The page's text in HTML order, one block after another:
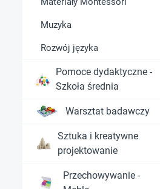
Muzyka
Rozwój języka
Pomoce dydaktyczne -
Szkoła średnia
Warsztat badawczy
Sztuka i kreatywne
projektowanie
Przechowywanie -